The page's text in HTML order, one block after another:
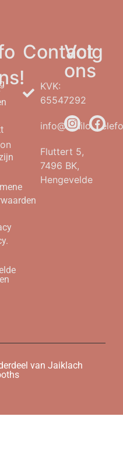
Contact
KVK:
65547292
Fluttert 5,
7496 BK,
Hengevelde
Volg
ons
van Jaiklach